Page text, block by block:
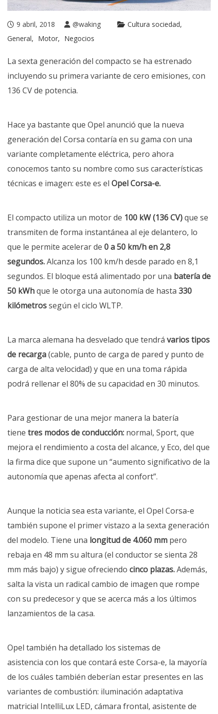
9 abril, 2018 @waking
Cultura sociedad
General
Motor Negocios
La sexta generación del compacto se ha estrenado
incluyendo su primera variante de cero emisiones, con
136 CV de potencia.
Hace ya bastante que Opel anunció que la nueva
generación del Corsa contaría en su gama con una
variante completamente eléctrica, pero ahora
conocemos tanto su nombre como sus características
técnicas e imagen: este es el Opel Corsa-e.
El compacto utiliza un motor de 100 kW (136 CV)que se
transmiten de forma instantánea al eje delantero, lo
que le permite acelerar de 0 a 50 km/h en 2,8
segundos.Alcanza los 100 km/h desde parado en 8,1
segundos. El bloque está alimentado por una batería de
50 kWhque le otorga una autonomía de hasta 330
kilómetrossegún el ciclo WLTP.
La marca alemana ha desvelado que tendrá varios tipos
de recarga(cable, punto de carga de pared y punto de
carga de alta velocidad) y que en una toma rápida
podrá rellenar el 80% de su capacidad en 30 minutos.
Para gestionar de una mejor manera la batería
tiene tres modos de conducción: normal, Sport, que
mejora el rendimiento a costa del alcance, y Eco, del que
la firma dice que supone un “aumento significativo de la
autonomía que apenas afecta al confort”.
Aunque la noticia sea esta variante, el Opel Corsa-e
también supone el primer vistazo a la sexta generación
del modelo. Tiene una longitud de 4.060 mm pero
rebaja en 48 mm su altura (el conductor se sienta 28
mm más bajo) y sigue ofreciendo cinco plazas.Además,
salta la vista un radical cambio de imagen que rompe
con su predecesor y que se acerca más a los últimos
lanzamientos de la casa.
Opel también ha detallado los sistemas de
asistencia con los que contará este Corsa-e, la mayoría
de los cuáles también deberían estar presentes en las
variantes de combustión: iluminación adaptativa
matricial IntelliLux LED, cámara frontal, asistente de